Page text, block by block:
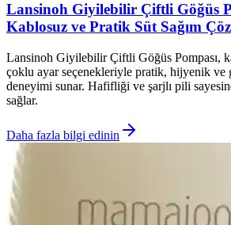
Lansinoh Giyilebilir Çiftli Göğüs
Kablosuz ve Pratik Süt Sağım
Lansinoh Giyilebilir Çiftli Göğüs Pompası,
çoklu ayar seçenekleriyle pratik, hijyenik ve
deneyimi sunar. Hafifliği ve şarjlı pili
sağlar.
Daha fazla bilgi edinin